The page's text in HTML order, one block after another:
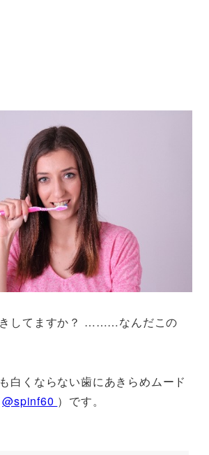
してますか？ ………なんだこの
白くならない歯にあきらめムード
@spinf60 ）です。